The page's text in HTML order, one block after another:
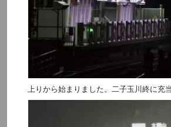
上りから始まりました。二子玉川終に充